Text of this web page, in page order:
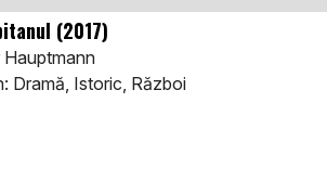
(2017)
Hauptmann
Dramă, Istoric, Război